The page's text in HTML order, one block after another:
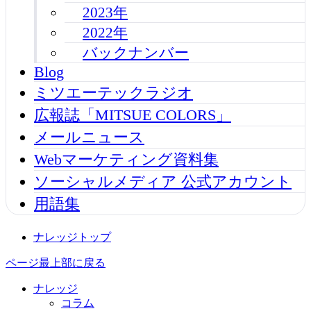
2023年
2022年
バックナンバー
Blog
ミツエーテックラジオ
広報誌「MITSUE COLORS」
メールニュース
Webマーケティング資料集
ソーシャルメディア 公式アカウント
用語集
ナレッジトップ
ページ最上部に戻る
ナレッジ
コラム